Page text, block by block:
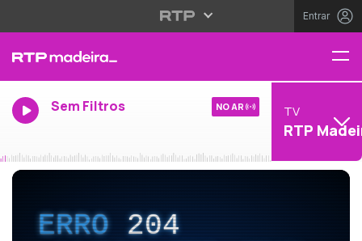
Entrar
Sem Filtros NO AR TV
RTP
ERRO204